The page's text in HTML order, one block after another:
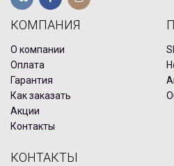
КОМПАНИЯ
О компании
Оплата
Гарантия
Как заказать
Акции
Контакты
КОНТАКТЫ